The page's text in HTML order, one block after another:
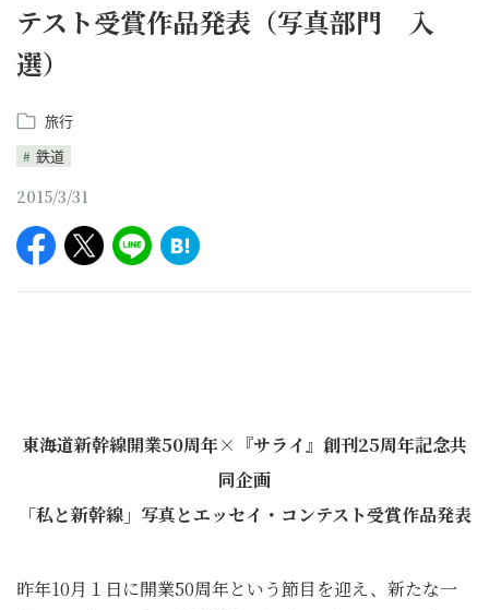
テスト受賞作品発表（写真部門 入
選）
旅行
鉄道
2015/3/31
東海道新幹線開業50周年×『サライ』創刊25周年記念共
同企画
「私と新幹線」写真とエッセイ・コンテスト受賞作品発表
昨年10月１日に開業50周年という節目を迎え、新たな一